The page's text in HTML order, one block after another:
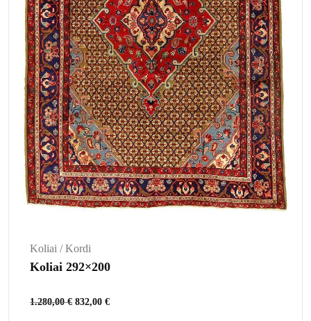
Koliai / Kordi
Koliai 292×200
1.280,00€ 832,00 €